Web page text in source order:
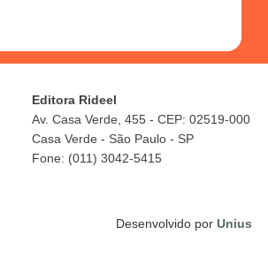
Editora Rideel
Av. Casa Verde, 455 - CEP: 02519-000
Casa Verde - São Paulo - SP
Fone: (011) 3042-5415
Desenvolvido por Unius